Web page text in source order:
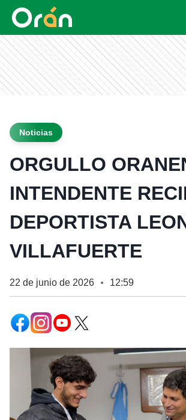
Noticias
ORGULLO
INTENDENTE
DEPORTISTA
VILLAFUERTE
22 de junio de 2026 ● 12:59